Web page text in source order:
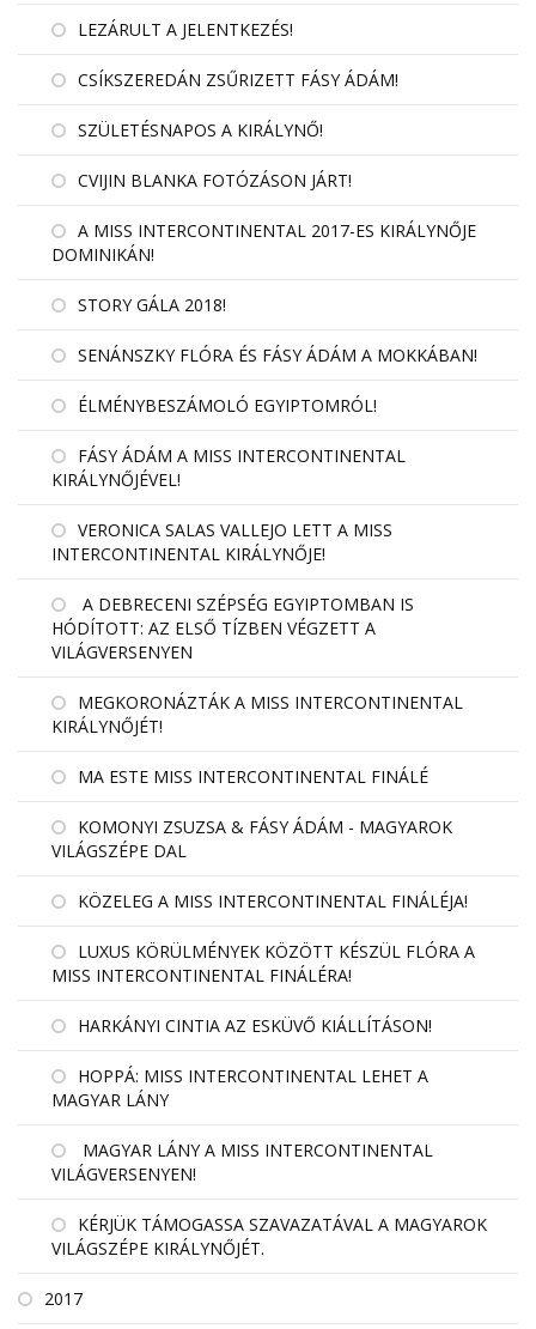
LEZÁRULT A JELENTKEZÉS!
CSÍKSZEREDÁN ZSŰRIZETT FÁSY ÁDÁM!
SZÜLETÉSNAPOS A KIRÁLYNŐ!
CVIJIN BLANKA FOTÓZÁSON JÁRT!
A MISS INTERCONTINENTAL 2017-ES KIRÁLYNŐJE
DOMINIKÁN!
STORY GÁLA 2018!
SENÁNSZKY FLÓRA ÉS FÁSY ÁDÁM A MOKKÁBAN!
ÉLMÉNYBESZÁMOLÓ EGYIPTOMRÓL!
FÁSY ÁDÁM A MISS INTERCONTINENTAL
KIRÁLYNŐJÉVEL!
VERONICA SALAS VALLEJO LETT A MISS
INTERCONTINENTAL KIRÁLYNŐJE!
A DEBRECENI SZÉPSÉG EGYIPTOMBAN IS
HÓDÍTOTT: AZ ELSŐ TÍZBEN VÉGZETT A
VILÁGVERSENYEN
MEGKORONÁZTÁK A MISS INTERCONTINENTAL
KIRÁLYNŐJÉT!
MA ESTE MISS INTERCONTINENTAL FINÁLÉ
KOMONYI ZSUZSA & FÁSY ÁDÁM - MAGYAROK
VILÁGSZÉPE DAL
KÖZELEG A MISS INTERCONTINENTAL FINÁLÉJA!
LUXUS KÖRÜLMÉNYEK KÖZÖTT KÉSZÜL FLÓRA A
MISS INTERCONTINENTAL FINÁLÉRA!
HARKÁNYI CINTIA AZ ESKÜVŐ KIÁLLÍTÁSON!
HOPPÁ: MISS INTERCONTINENTAL LEHET A
MAGYAR LÁNY
MAGYAR LÁNY A MISS INTERCONTINENTAL
VILÁGVERSENYEN!
KÉRJÜK TÁMOGASSA SZAVAZATÁVAL A MAGYAROK
VILÁGSZÉPE KIRÁLYNŐJÉT.
2017